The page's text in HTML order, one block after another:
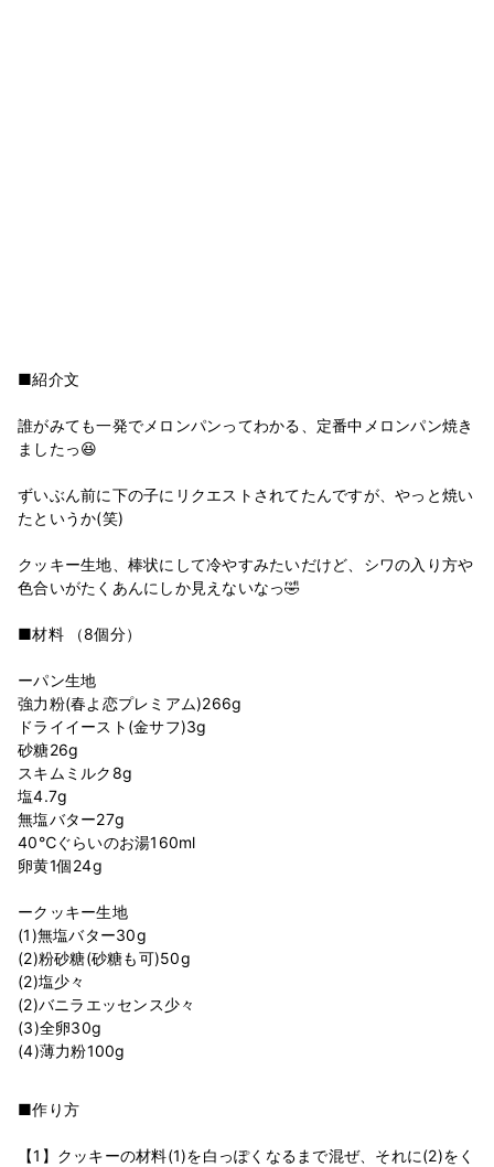
■紹介文
誰がみても一発でメロンパンってわかる、定番中メロンパン焼き
ましたっ😆
ずいぶん前に下の子にリクエストされてたんですが、やっと焼い
たというか(笑)
クッキー生地、棒状にして冷やすみたいだけど、シワの入り方や
色合いがたくあんにしか見えないなっ🤣
■材料 （8個分）
ーパン生地
強力粉(春よ恋プレミアム)266g
ドライイースト(金サフ)3g
砂糖26g
スキムミルク8g
塩4.7g
無塩バター27g
40℃ぐらいのお湯160ml
卵黄1個24g
ークッキー生地
(1)無塩バター30g
(2)粉砂糖(砂糖も可)50g
(2)塩少々
(2)バニラエッセンス少々
(3)全卵30g
■作り方
【1】クッキーの材料(1)を白っぽくなるまで混ぜ、それに(2)をく